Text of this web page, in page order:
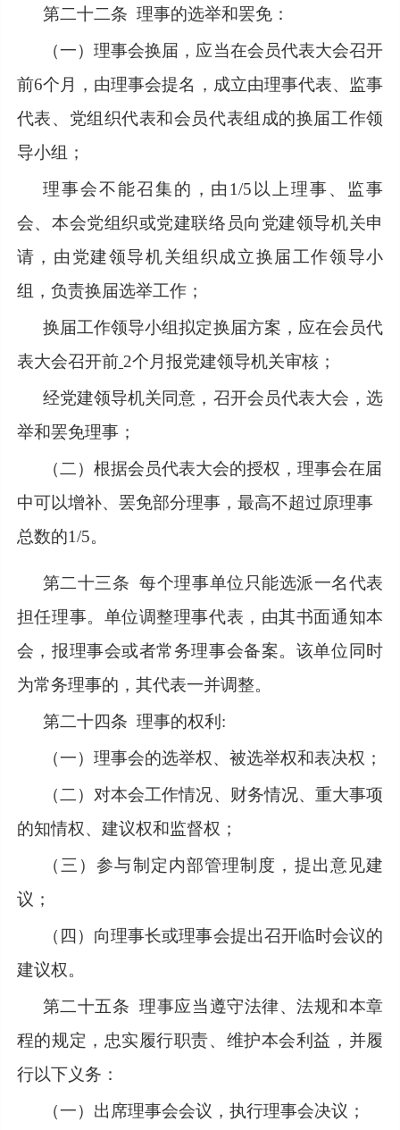
第二十二条 理事的选举和罢免：
（一）理事会换届，应当在会员代表大会召开
前6个月，由理事会提名，成立由理事代表、监事
代表、党组织代表和会员代表组成的换届工作领
导小组；
理事会不能召集的，由 1/5以上理事、监事
会、本会党组织或党建联络员向党建领导机关申
请，由党建领导机关组织成立换届工作领导小
组，负责换届选举工作；
换届工作领导小组拟定换届方案，应在会员代
表大会召开前 2个月报党建领导机关审核；
经党建领导机关同意，召开会员代表大会，选
举和罢免理事；
（二）根据会员代表大会的授权，理事会在届
中可以增补、罢免部分理事，最高不超过原理事
总数的1/5。
第二十三条 每个理事单位只能选派一名代表
担任理事。单位调整理事代表，由其书面通知本
会，报理事会或者常务理事会备案。该单位同时
为常务理事的，其代表一并调整。
第二十四条 理事的权利:
（一）理事会的选举权、被选举权和表决权；
（二）对本会工作情况、财务情况、重大事项
的知情权、建议权和监督权；
（三）参与制定内部管理制度，提出意见建
议；
（四）向理事长或理事会提出召开临时会议的
建议权。
第二十五条 理事应当遵守法律、法规和本章
程的规定，忠实履行职责、维护本会利益，并履
行以下义务：
（一）出席理事会会议，执行理事会决议；